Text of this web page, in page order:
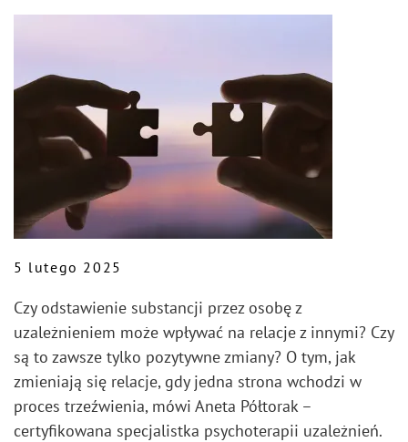
5 lutego 2025
Czy odstawienie substancji przez osobę z
uzależnieniem może wpływać na relacje z innymi? Czy
są to zawsze tylko pozytywne zmiany? O tym, jak
zmieniają się relacje, gdy jedna strona wchodzi w
proces trzeźwienia, mówi Aneta Półtorak –
certyfikowana specjalistka psychoterapii uzależnień.